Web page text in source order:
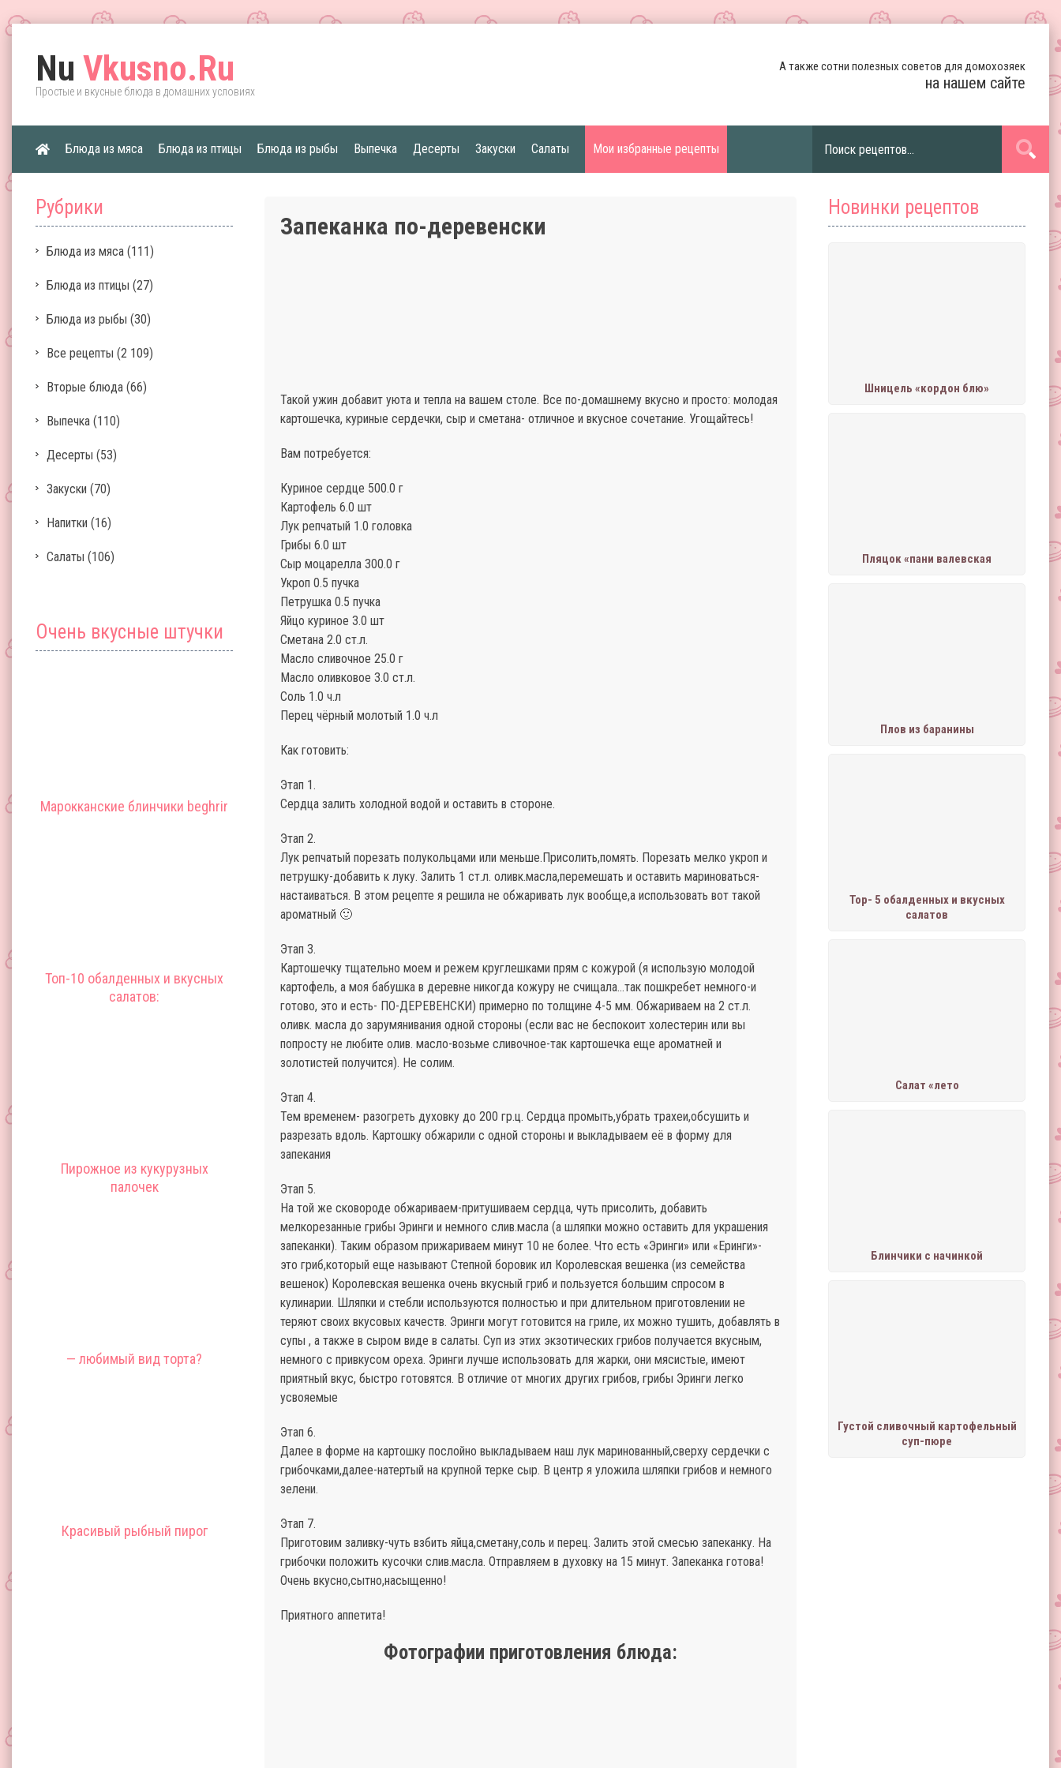
Nu Vkusno.Ru
Простые и вкусные блюда в домашних условиях
А также сотни полезных советов для домохозяек
на нашем сайте
Блюда из мяса Блюда из птицы Блюда из рыбы Выпечка Десерты Закуски Салаты Мои избранные рецепты
Рубрики
Блюда из мяса (111)
Блюда из птицы (27)
Блюда из рыбы (30)
Все рецепты (2 109)
Вторые блюда (66)
Выпечка (110)
Десерты (53)
Закуски (70)
Напитки (16)
Салаты (106)
Очень вкусные штучки
Марокканские блинчики beghrir
Топ-10 обалденных и вкусных
салатов:
Пирожное из кукурузных
палочек
— любимый вид торта?
Красивый рыбный пирог
Новинки рецептов
Шницель «кордон блю»
Пляцок «пани валевская
Плов из баранины
Тор- 5 обалденных и вкусных
салатов
Салат «лето
Блинчики с начинкой
Густой сливочный картофельный
суп-пюре
Запеканка по-деревенски
Такой ужин добавит уюта и тепла на вашем столе. Все по-домашнему вкусно и просто: молодая
картошечка, куриные сердечки, сыр и сметана- отличное и вкусное сочетание. Угощайтесь!
Вам потребуется:
Куриное сердце 500.0 г
Картофель 6.0 шт
Лук репчатый 1.0 головка
Грибы 6.0 шт
Сыр моцарелла 300.0 г
Укроп 0.5 пучка
Петрушка 0.5 пучка
Яйцо куриное 3.0 шт
Сметана 2.0 ст.л.
Масло сливочное 25.0 г
Масло оливковое 3.0 ст.л.
Соль 1.0 ч.л
Перец чёрный молотый 1.0 ч.л
Как готовить:
Этап 1.
Сердца залить холодной водой и оставить в стороне.
Этап 2.
Лук репчатый порезать полукольцами или меньше.Присолить,помять. Порезать мелко укроп и
петрушку-добавить к луку. Залить 1 ст.л. оливк.масла,перемешать и оставить мариноваться-
настаиваться. В этом рецепте я решила не обжаривать лук вообще,а использовать вот такой
ароматный 🙂
Этап 3.
Картошечку тщательно моем и режем круглешками прям с кожурой (я использую молодой
картофель, а моя бабушка в деревне никогда кожуру не счищала…так пошкребет немного-и
готово, это и есть- ПО-ДЕРЕВЕНСКИ) примерно по толщине 4-5 мм. Обжариваем на 2 ст.л.
оливк. масла до зарумянивания одной стороны (если вас не беспокоит холестерин или вы
попросту не любите олив. масло-возьме сливочное-так картошечка еще ароматней и
золотистей получится). Не солим.
Этап 4.
Тем временем- разогреть духовку до 200 гр.ц. Сердца промыть,убрать трахеи,обсушить и
разрезать вдоль. Картошку обжарили с одной стороны и выкладываем её в форму для
запекания
Этап 5.
На той же сковороде обжариваем-притушиваем сердца, чуть присолить, добавить
мелкорезанные грибы Эринги и немного слив.масла (а шляпки можно оставить для украшения
запеканки). Таким образом прижариваем минут 10 не более. Что есть «Эринги» или «Еринги»-
это гриб,который еще называют Степной боровик ил Королевская вешенка (из семейства
вешенок) Королевская вешенка очень вкусный гриб и пользуется большим спросом в
кулинарии. Шляпки и стебли используются полностью и при длительном приготовлении не
теряют своих вкусовых качеств. Эринги могут готовится на гриле, их можно тушить, добавлять в
супы , а также в сыром виде в салаты. Суп из этих экзотических грибов получается вкусным,
немного с привкусом ореха. Эринги лучше использовать для жарки, они мясистые, имеют
приятный вкус, быстро готовятся. В отличие от многих других грибов, грибы Эринги легко
усвояемые
Этап 6.
Далее в форме на картошку послойно выкладываем наш лук маринованный,сверху сердечки с
грибочками,далее-натертый на крупной терке сыр. В центр я уложила шляпки грибов и немного
зелени.
Этап 7.
Приготовим заливку-чуть взбить яйца,сметану,соль и перец. Залить этой смесью запеканку. На
грибочки положить кусочки слив.масла. Отправляем в духовку на 15 минут. Запеканка готова!
Очень вкусно,сытно,насыщенно!
Приятного аппетита!
Фотографии приготовления блюда: